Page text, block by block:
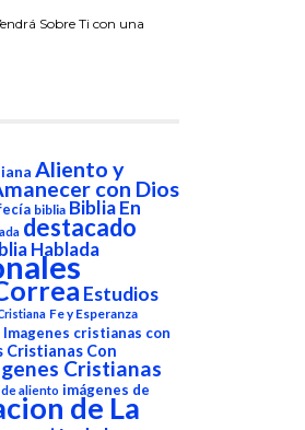
Sobre Ti con una
Aliento y
con Dios
biblia Biblia En
destacado
Hablada
Estudios
Fe y Esperanza
Imagenes cristianas con
Cristianas Con
Cristianas
aliento imágenes de
de La